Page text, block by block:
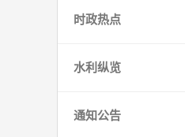
时政热点
水利纵览
通知公告